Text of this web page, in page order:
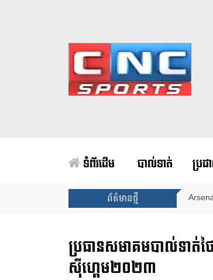
ទំព័រដើម បាល់ទាត់ ប្រដ
ព័ត៌មានថ្មី
ប្រធានសមាគមបាល់ទាត់ថ
ស៊ីហ្គេម២០២៣